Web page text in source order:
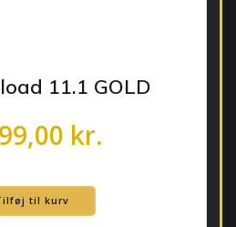
11.1 GOLD
kr.
til kurv